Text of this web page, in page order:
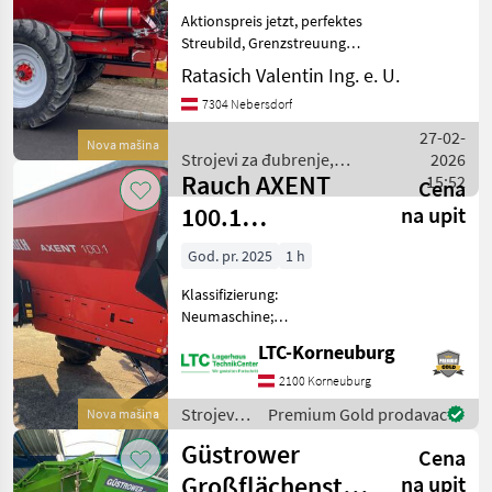
Nova mašina
nie ü
Aktionspreis jetzt, perfektes
Streubild, Grenzstreuung
ohne Bruch der Körner,
genaueste Querverteilung
mit 4-fach Überlappung, 12-
Ratasich Valentin Ing. e. U.
7304 Nebersdorf
Strojevi za đubrenje,
gnojenje i navodnjavanje /
Bredal
27-02-
2026
15:52
Nova mašina
Rauch AXENT
100.1
Großflächenstreuer
Cena
na upit
God. pr. 2025
1 h
Klassifizierung:
Neumaschine;
Bauart: Gezogen;
Antriebsart: Hydraulischer
Antrieb; Anzahl
Streuscheiben: 2;
Behälterabdeckung: Ja;
Aufstiegsle
LTC-Korneuburg
2100 Korneuburg
Strojevi
za
đubrenje,
gnojenje i
Premium Gold prodavac
Güstrower
Cena
na upit